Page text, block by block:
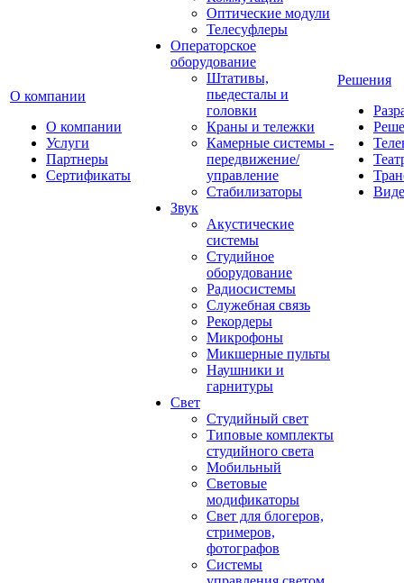
О компании
О компании
Услуги
Партнеры
Сертификаты
Оптические модули
Телесуфлеры
Операторское
оборудование
Штативы,
пьедесталы и
головки
Краны и тележки
Камерные системы -
передвижение/
управление
Стабилизаторы
Звук
Акустические
системы
Студийное
оборудование
Радиосистемы
Служебная связь
Рекордеры
Микрофоны
Микшерные пульты
Наушники и
гарнитуры
Свет
Студийный свет
Типовые комплекты
студийного света
Мобильный
Световые
модификаторы
Свет для блогеров,
стримеров,
фотографов
Системы
Решения